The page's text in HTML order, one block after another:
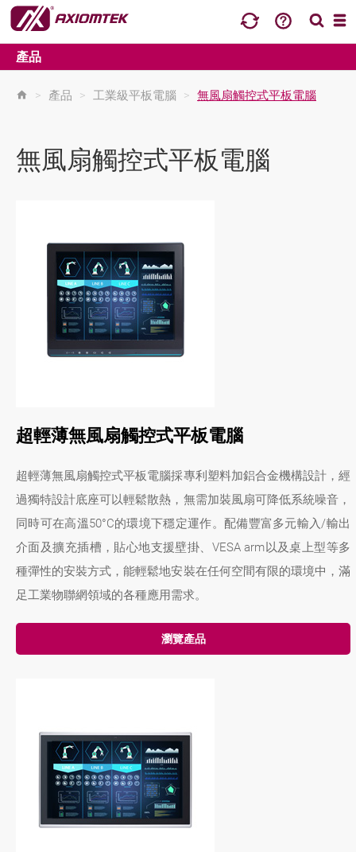
產品
> 產品 > 工業級平板電腦 > 無風扇觸控式平板電腦
無風扇觸控式平板電腦
超輕薄無風扇觸控式平板電腦
超輕薄無風扇觸控式平板電腦採專利塑料加鋁合金機構設計，經
過獨特設計底座可以輕鬆散熱，無需加裝風扇可降低系統噪音，
同時可在高溫50°C的環境下穩定運作。配備豐富多元輸入/輸出
介面及擴充插槽，貼心地支援壁掛、VESA arm以及桌上型等多
種彈性的安裝方式，能輕鬆地安裝在任何空間有限的環境中，滿
足工業物聯網領域的各種應用需求。
瀏覽產品